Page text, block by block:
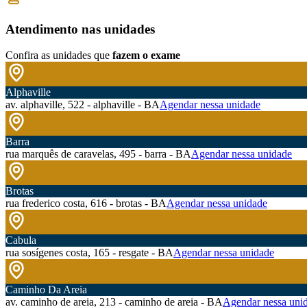
Atendimento nas unidades
Confira as unidades que fazem o exame
Alphaville
av. alphaville, 522 - alphaville - BAAgendar nessa unidade
Barra
rua marquês de caravelas, 495 - barra - BAAgendar nessa unidade
Brotas
rua frederico costa, 616 - brotas - BAAgendar nessa unidade
Cabula
rua sosígenes costa, 165 - resgate - BAAgendar nessa unidade
Caminho Da Areia
av. caminho de areia, 213 - caminho de areia - BAAgendar nessa